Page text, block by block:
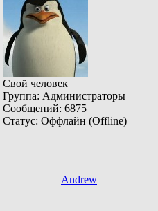
Свой человек
Группа: Администраторы
Сообщений: 6875
Статус: Оффлайн (Offline)
Andrew